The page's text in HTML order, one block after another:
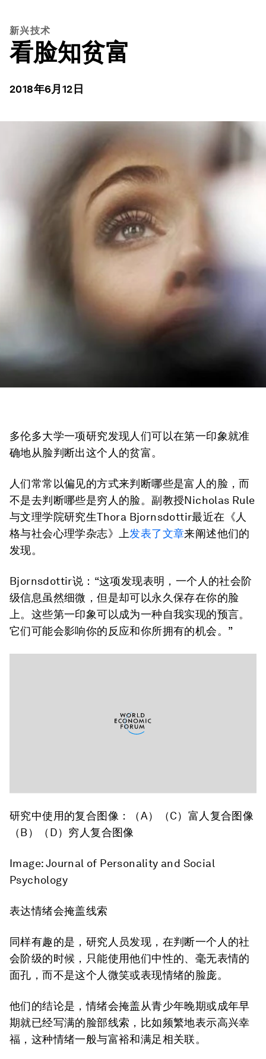
新兴技术
看脸知贫富
2018年6月12日
多伦多大学一项研究发现人们可以在第一印象就准
确地从脸判断出这个人的贫富。
人们常常以偏见的方式来判断哪些是富人的脸，而
不是去判断哪些是穷人的脸。副教授Nicholas Rule
与文理学院研究生Thora Bjornsdottir最近在《人
格与社会心理学杂志》上发表了文章来阐述他们的
发现。
Bjornsdottir说：“这项发现表明，一个人的社会阶
级信息虽然细微，但是却可以永久保存在你的脸
上。这些第一印象可以成为一种自我实现的预言。
它们可能会影响你的反应和你所拥有的机会。”
研究中使用的复合图像：（A）（C）富人复合图像
（B）（D）穷人复合图像
Image: Journal of Personality and Social
Psychology
表达情绪会掩盖线索
同样有趣的是，研究人员发现，在判断一个人的社
会阶级的时候，只能使用他们中性的、毫无表情的
面孔，而不是这个人微笑或表现情绪的脸庞。
他们的结论是，情绪会掩盖从青少年晚期或成年早
期就已经写满的脸部线索，比如频繁地表示高兴幸
福，这种情绪一般与富裕和满足相关联。